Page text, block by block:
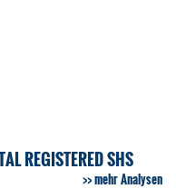
REGISTERED SHS
mehr Analysen